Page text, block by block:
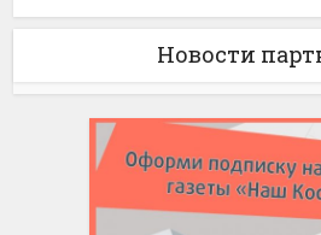
Новости